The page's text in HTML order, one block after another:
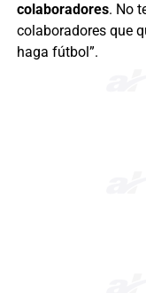
colaboradores. No
colaboradores que
haga fútbol”.